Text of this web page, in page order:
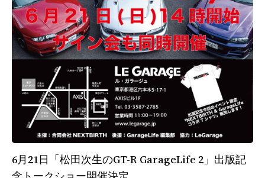
6月21日「松田次生のGT-R GarageLife 2」出版記